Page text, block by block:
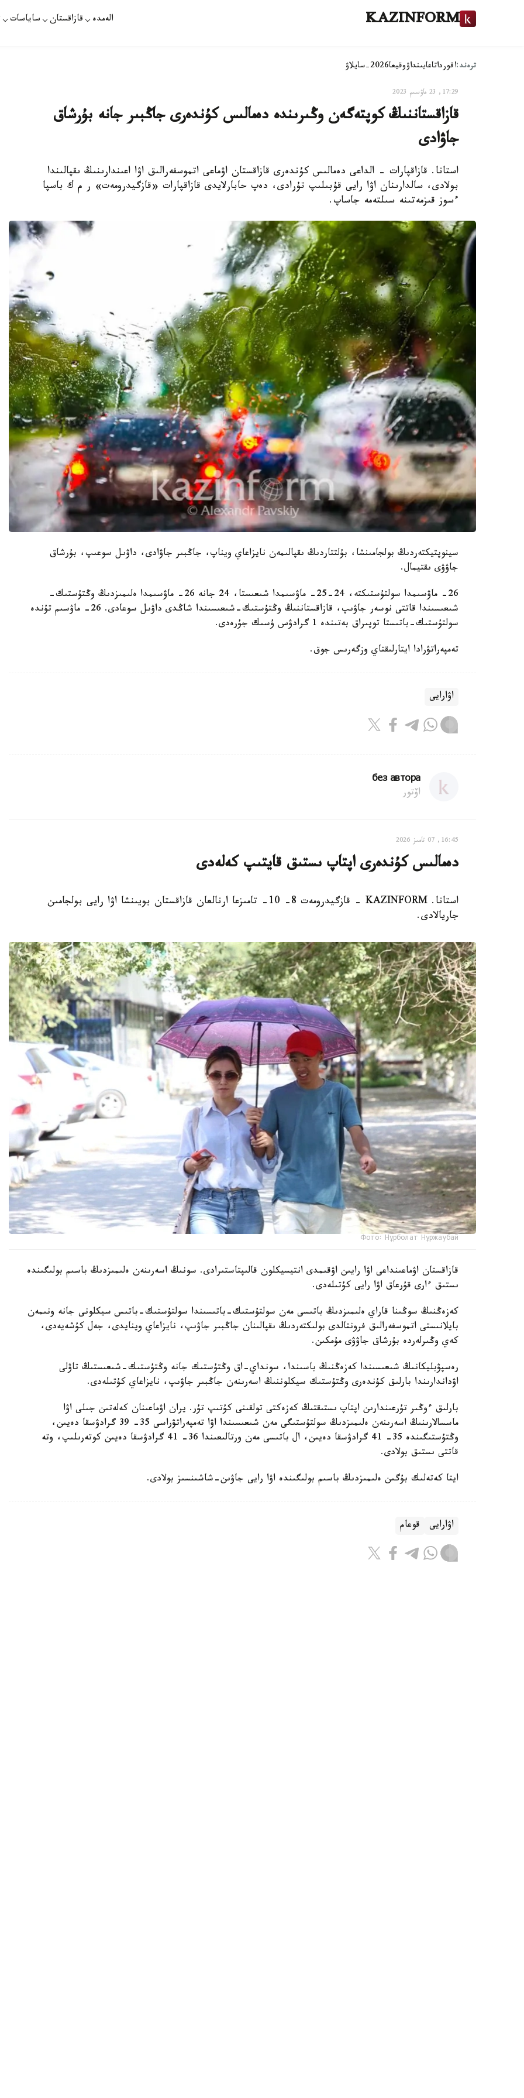
KAZINFORM الەمدە قازاقستان ساياسات
ترەند:اقورداتاعايىنداۋوقيعا2026-سايلاۋ
17:29, 23 ماۋسىم 2023
قازاقستاننىڭ كوپتەگەن وڭىرىندە دەمالىس كۇندەرى جاڭبىر جانە بۇرشاق
جاۋادى
استانا. قازاقپارات - الداعى دەمالىس كۇندەرى قازاقستان اۋماعى اتموسفەرالىق اۋا اعىندارىنىڭ ىقپالىندا
بولادى، سالدارىنان اۋا رايى قۇبىلىپ تۇرادى، دەپ حابارلايدى قازاقپارات «قازگيدرومەت» ر م ك باسپا
ءسوز قىزمەتىنە سىلتەمە جاساپ.
سينوپتيكتەردىڭ بولجامىنشا، بۇلتتاردىڭ ىقپالىمەن نايزاعاي ويناپ، جاڭبىر جاۋادى، داۋىل سوعىپ، بۇرشاق
جاۋۋى ىقتيمال.
26- ماۋسىمدا سولتۇستىكتە، 24-25- ماۋسىمدا شىعىستا، 24 جانە 26- ماۋسىمدا ەلىمىزدىڭ وڭتۇستىك-
شىعىسىندا قاتتى نوسەر جاۋىپ، قازاقستاننىڭ وڭتۇستىك-شىعىسىندا شاڭدى داۋىل سوعادى. 26- ماۋسىم تۇندە
سولتۇستىك-باتىستا توپىراق بەتىندە 1 گرادۋس ۇسىك جۇرەدى.
تەمپەراتۋرادا ايتارلىقتاي وزگەرىس جوق.
اۋارايى
без автора
اۆتور
16:45, 07 تامىز 2026
دەمالىس كۇندەرى اپتاپ ىستىق قايتىپ كەلەدى
استانا. KAZINFORM - قازگيدرومەت 8- 10- تامىزعا ارنالعان قازاقستان بويىنشا اۋا رايى بولجامىن
جاريالادى.
Фото: Нұрболат Нұржаубай
قازاقستان اۋماعىنداعى اۋا رايىن اۋقىمدى انتيسيكلون قالىپتاستىرادى. سونىڭ اسەرىنەن ەلىمىزدىڭ باسىم بولىگىندە
ىستىق ءارى قۇرعاق اۋا رايى كۇتىلەدى.
كەزەڭنىڭ سوڭىنا قاراي ەلىمىزدىڭ باتىسى مەن سولتۇستىك-باتىسىندا سولتۇستىك-باتىس سيكلونى جانە ونىمەن
بايلانىستى اتموسفەرالىق فرونتالدى بولىكتەردىڭ ىقپالىنان جاڭبىر جاۋىپ، نايزاعاي وينايدى، جەل كۇشەيەدى،
كەي وڭىرلەردە بۇرشاق جاۋۋى مۇمكىن.
رەسپۋبليكانىڭ شىعىسىندا كەزەڭنىڭ باسىندا، سونداي-اق وڭتۇستىك جانە وڭتۇستىك-شىعىستىڭ تاۋلى
اۋداندارىندا بارلىق كۇندەرى وڭتۇستىك سيكلوننىڭ اسەرىنەن جاڭبىر جاۋىپ، نايزاعاي كۇتىلەدى.
بارلىق ءوڭىر تۇرعىندارىن اپتاپ ىستىقتىڭ كەزەكتى تولقىنى كۇتىپ تۇر. يران اۋماعىنان كەلەتىن جىلى اۋا
ماسسالارىنىڭ اسەرىنەن ەلىمىزدىڭ سولتۇستىگى مەن شىعىسىندا اۋا تەمپەراتۋراسى 35- 39 گرادۋسقا دەيىن،
وڭتۇستىگىندە 35- 41 گرادۋسقا دەيىن، ال باتىسى مەن ورتالىعىندا 36- 41 گرادۋسقا دەيىن كوتەرىلىپ، وتە
قاتتى ىستىق بولادى.
ايتا كەتەلىك بۇگىن ەلىمىزدىڭ باسىم بولىگىندە اۋا رايى جاۋىن-شاشىنسىز بولادى.
اۋارايى قوعام